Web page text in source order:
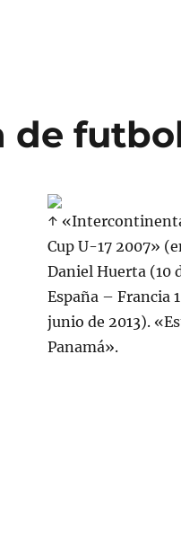
de
↑
Cup U-17 2007»
Daniel Huerta (10
España – Francia
junio de 2013).
Panamá».